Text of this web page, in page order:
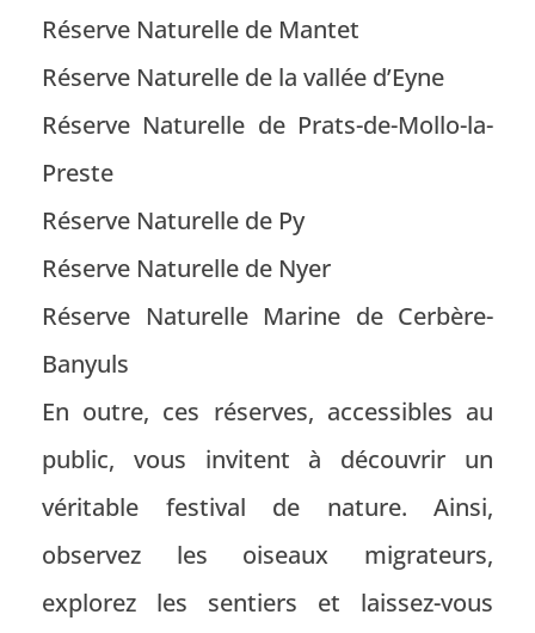
Réserve Naturelle de Mantet
Réserve Naturelle de la vallée d’Eyne
Réserve Naturelle de Prats-de-Mollo-la-
Preste
Réserve Naturelle de Py
Réserve Naturelle de Nyer
Réserve Naturelle Marine de Cerbère-
Banyuls
En outre, ces réserves, accessibles au
public, vous invitent à découvrir un
véritable festival de nature. Ainsi,
observez les oiseaux migrateurs,
explorez les sentiers et laissez-vous